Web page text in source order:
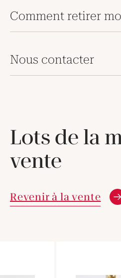
Comment retirer
Nous contacter
Lots de la
vente
Revenir à la vente